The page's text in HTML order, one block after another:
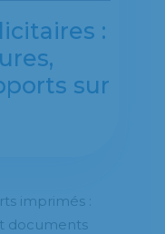
:
sur
imprimés :
documents